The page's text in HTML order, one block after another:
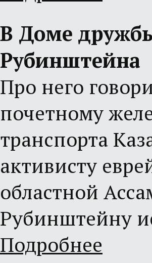
В Доме
Рубинштейна
Про него
почетному
транспорта
активисту
областной
Рубинштейну
Подробнее